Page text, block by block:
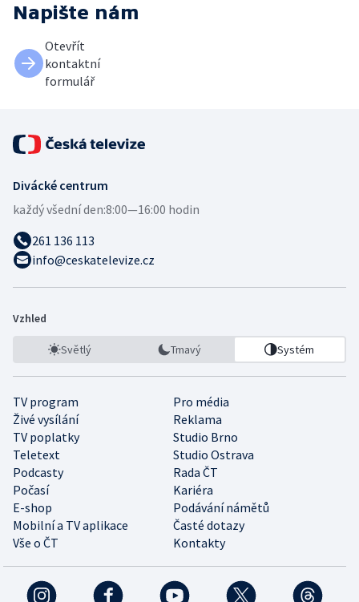
Napište nám
Otevřít
kontaktní
formulář
Divácké centrum
každý všední den:8:00—16:00 hodin
261 136 113
info@ceskatelevize.cz
Vzhled
Světlý Tmavý Systém
TV program
Pro média
Živé vysílání
Reklama
TV poplatky
Studio Brno
Teletext
Studio Ostrava
Podcasty
Rada ČT
Počasí
Kariéra
E-shop
Podávání námětů
Mobilní a TV aplikace
Časté dotazy
Vše o ČT
Kontakty